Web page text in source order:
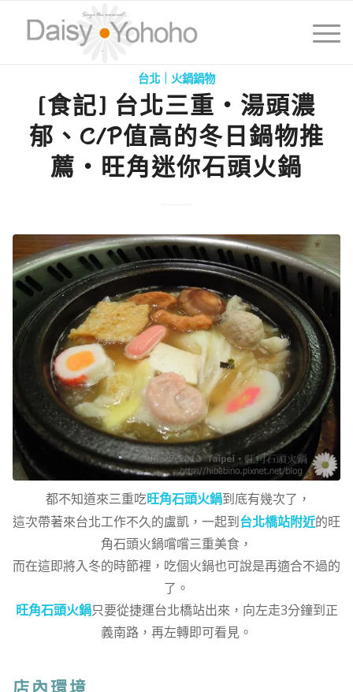
台北｜火鍋鍋物
[食記] 台北三重‧湯頭濃
郁、C/P值高的冬日鍋物推
薦‧旺角迷你石頭火鍋
都不知道來三重吃旺角石頭火鍋到底有幾次了，
這次帶著來台北工作不久的盧凱，一起到台北橋站附近的旺
角石頭火鍋嚐嚐三重美食，
而在這即將入冬的時節裡，吃個火鍋也可說是再適合不過的
了。
旺角石頭火鍋只要從捷運台北橋站出來，向左走3分鐘到正
義南路，再左轉即可看見。